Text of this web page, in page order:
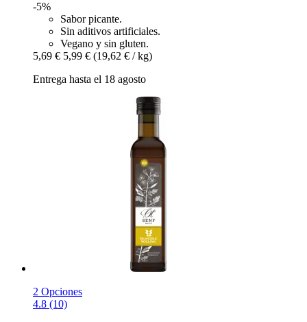
-5%
Sabor picante.
Sin aditivos artificiales.
Vegano y sin gluten.
5,69 € 5,99 € (19,62 € / kg)
Entrega hasta el 18 agosto
2 Opciones
4.8 (10)